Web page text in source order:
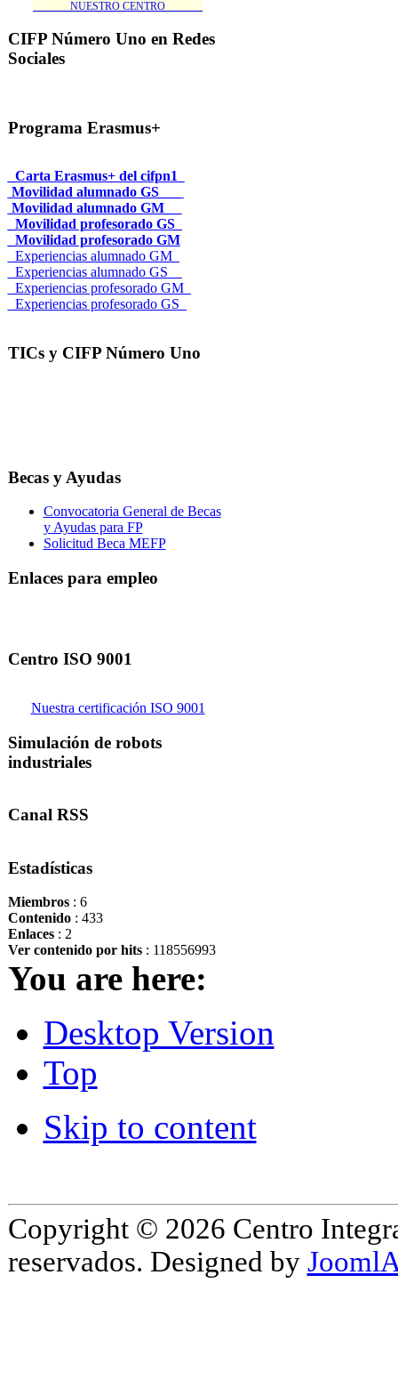
_______NUESTRO CENTRO_______
CIFP Número Uno en Redes
Sociales
Programa Erasmus+
_Carta Erasmus+ del cifpn1
Movilidad alumnado GS___
Movilidad alumnado GM__
_Movilidad profesorado GS_
_Movilidad profesorado GM
_Experiencias alumnado GM_
_Experiencias alumnado GS__
_Experiencias profesorado GM_
_Experiencias profesorado GS_
TICs y CIFP Número Uno
Becas y Ayudas
Convocatoria General de Becas
y Ayudas para FP
Solicitud Beca MEFP
Enlaces para empleo
Centro ISO 9001
Nuestra certificación ISO 9001
Simulación de robots
industriales
Canal RSS
Estadísticas
Miembros: 6
Contenido: 433
Enlaces: 2
Ver contenido por hits: 118556993
You are here:
Desktop Version
Top
Skip to content
Copyright © 2026 Centro
reservados. Designed by